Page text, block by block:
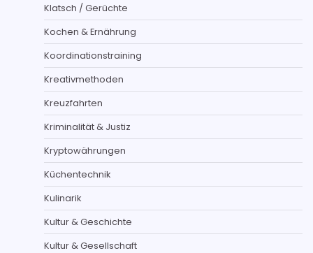
Klatsch / Gerüchte
Kochen & Ernährung
Koordinationstraining
Kreativmethoden
Kreuzfahrten
Kriminalität & Justiz
Kryptowährungen
Küchentechnik
Kulinarik
Kultur & Geschichte
Kultur & Gesellschaft